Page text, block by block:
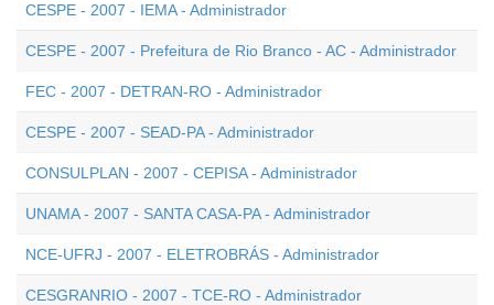
CESPE - 2007 - IEMA - Administrador
CESPE - 2007 - Prefeitura de Rio Branco - AC - Administrador
FEC - 2007 - DETRAN-RO - Administrador
CESPE - 2007 - SEAD-PA - Administrador
CONSULPLAN - 2007 - CEPISA - Administrador
UNAMA - 2007 - SANTA CASA-PA - Administrador
NCE-UFRJ - 2007 - ELETROBRÁS - Administrador
CESGRANRIO - 2007 - TCE-RO - Administrador